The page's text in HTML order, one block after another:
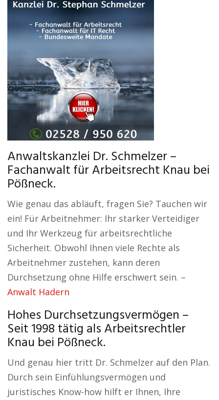
Anwaltskanzlei Dr. Schmelzer –
Fachanwalt für Arbeitsrecht Knau bei
Pößneck.
Wie genau das abläuft, fragen Sie? Tauchen wir
ein! Für Arbeitnehmer: Ihr starker Verteidiger
und Ihr Werkzeug für arbeitsrechtliche
Sicherheit. Obwohl Ihnen viele Rechte als
Arbeitnehmer zustehen, kann deren
Durchsetzung ohne Hilfe erschwert sein. –
Anwalt Hadern
Hohes Durchsetzungsvermögen –
Seit 1998 tätig als Arbeitsrechtler
Knau bei Pößneck.
Und genau hier tritt Dr. Schmelzer auf den Plan.
Durch sein Einfühlungsvermögen und
juristisches Know-how hilft er Ihnen, Ihre